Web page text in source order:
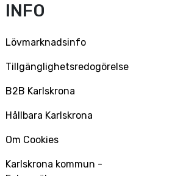
INFO
Lövmarknadsinfo
Tillgänglighetsredogörelse
B2B Karlskrona
Hållbara Karlskrona
Om Cookies
Karlskrona kommun -